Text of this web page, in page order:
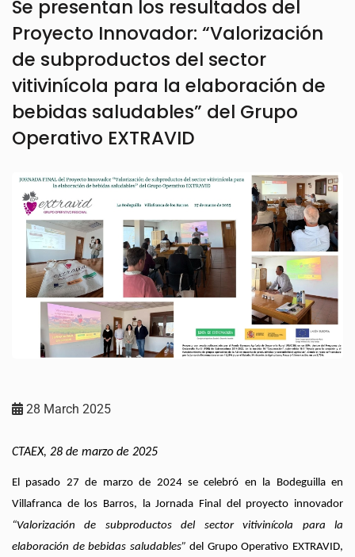
Se presentan los resultados del
Proyecto Innovador: “Valorización
de subproductos del sector
vitivinícola para la elaboración de
bebidas saludables” del Grupo
Operativo EXTRAVID
28 March 2025
CTAEX, 28 de marzo de 2025
El pasado 27 de marzo de 2024 se celebró en la Bodeguilla en
Villafranca de los Barros, la Jornada Final del proyecto innovador
“Valorización de subproductos del sector vitivinícola para la
elaboración de bebidas saludables”del Grupo Operativo EXTRAVID,